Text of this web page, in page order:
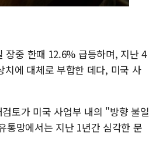
중 한때 12.6% 급등하며, 지난 4
에 대체로 부합한 데다, 미국 사
토가 미국 사업부 내의 "방향 불일
망에서는 지난 1년간 심각한 문